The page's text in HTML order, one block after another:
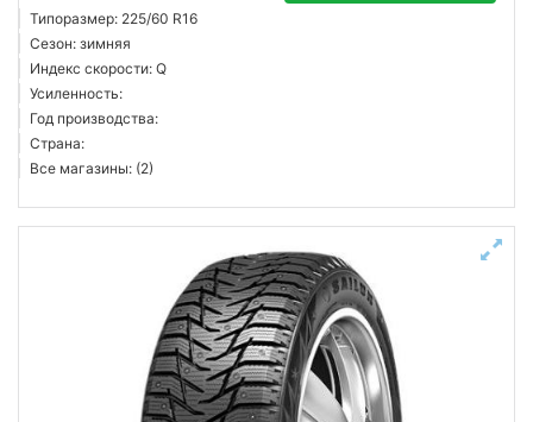
Типоразмер: 225/60 R16
Сезон: зимняя
Индекс скорости: Q
Усиленность:
Год производства:
Страна:
Все магазины: (2)